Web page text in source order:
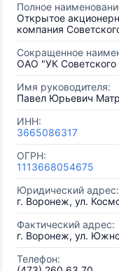
Полное
Открытое
компания
Сокращенное
ОАО "УК Советского
Имя руководителя:
Павел Юрьевич
ИНН:
3665086317
ОГРН:
1113668054675
Юридический адрес:
г. Воронеж, ул.
Фактический адрес:
г. Воронеж, ул.
Телефон: